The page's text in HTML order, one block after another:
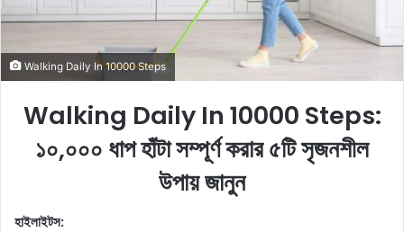
l
Walking Daily In 10000 Steps
Walking Daily In 10000 Steps:
১০,০০০ ধাপ হাঁটা সম্পূর্ণ করার ৫টি সৃজনশীল
উপায় জানুন
হাইলাইটস: